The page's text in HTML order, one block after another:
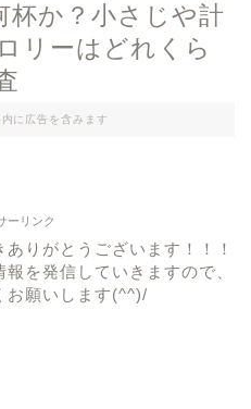
杯か？小さじや計
リーはどれくら
に広告を含みます
ーリンク
りがとうございます！！！
を発信していきますので、
お願いします(^^)/